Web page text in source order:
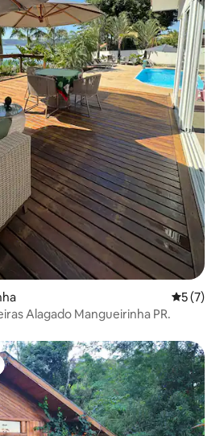
5 (7)
Alagado Mangueirinha PR.